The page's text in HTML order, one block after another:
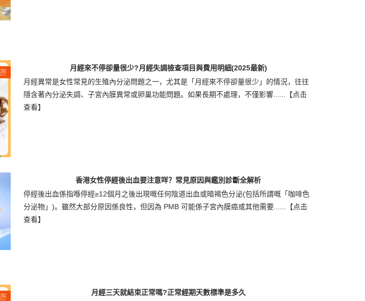
月經來不停卻量很少?月經失調檢查項目與費用明細(2025最新)
月經異常是女性常見的生殖內分泌問題之一，尤其是「月經來不停卻量很少」的情況，往往
隱含著內分泌失調、子宮內膜異常或卵巢功能問題。如果長期不處理，不僅影響......
【点击
查看】
香港女性停經後出血要注意咩？常見原因與鑑別診斷全解析
停經後出血係指喺停經≥12個月之後出現嘅任何陰道出血或暗褐色分泌(包括所謂嘅「咖啡色
分泌物」)。雖然大部分原因係良性，但因為 PMB 可能係子宮內膜癌或其他需要......
【点击
查看】
月經三天就結束正常嗎?正常經期天數標準是多久